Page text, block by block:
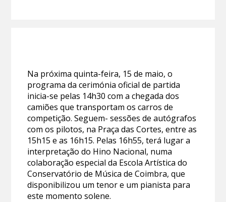
Na próxima quinta-feira, 15 de maio, o
programa da cerimónia oficial de partida
inicia-se pelas 14h30 com a chegada dos
camiões que transportam os carros de
competição. Seguem- sessões de autógrafos
com os pilotos, na Praça das Cortes, entre as
15h15 e as 16h15. Pelas 16h55, terá lugar a
interpretação do Hino Nacional, numa
colaboração especial da Escola Artística do
Conservatório de Música de Coimbra, que
disponibilizou um tenor e um pianista para
este momento solene.